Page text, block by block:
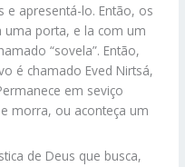
apresentá-lo. Então, os
porta, e la com um
“sovela”. Então,
é chamado Eved Nirtsá,
em seviço
morra, ou aconteça um
de Deus que busca,